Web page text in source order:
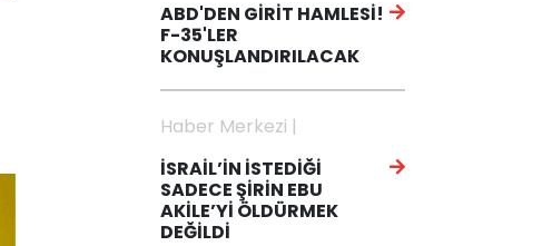
ABD'DEN GİRİT HAMLESİ!
F-35'LER
KONUŞLANDIRILACAK
Haber Merkezi |
İSRAİL’İN İSTEDİĞİ
SADECE ŞİRİN EBU
AKİLE’Yİ ÖLDÜRMEK
DEĞİLDİ